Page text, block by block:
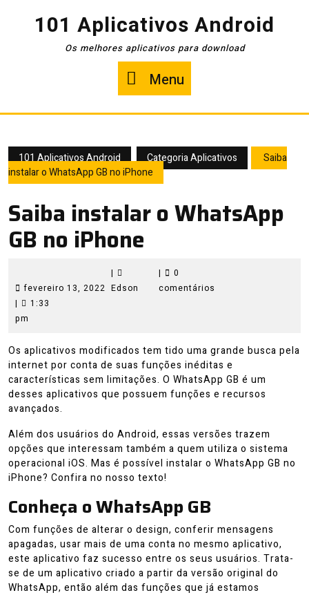
101 Aplicativos Android
Os melhores aplicativos para download
Menu
101 Aplicativos Android Categoria Aplicativos
Saiba
instalar o WhatsApp GB no iPhone
Saiba instalar o WhatsApp
GB no iPhone
fevereiro 13, 2022 fevereiro
|
Edson Edson
|
0
comentários
|
1:33
pm
Os aplicativos modificados tem tido uma grande busca pela
internet por conta de suas funções inéditas e
características sem limitações. O WhatsApp GB é um
desses aplicativos que possuem funções e recursos
avançados.
Além dos usuários do Android, essas versões trazem
opções que interessam também a quem utiliza o sistema
operacional iOS. Mas é possível instalar o WhatsApp GB no
iPhone? Confira no nosso texto!
Conheça o WhatsApp GB
Com funções de alterar o design, conferir mensagens
apagadas, usar mais de uma conta no mesmo aplicativo,
este aplicativo faz sucesso entre os seus usuários. Trata-
se de um aplicativo criado a partir da versão original do
WhatsApp, então além das funções que já estamos